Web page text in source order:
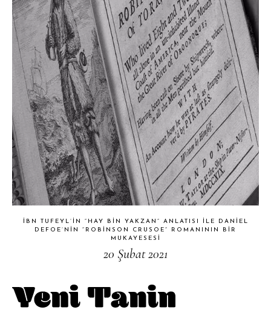
İBN TUFEYL’IN “HAY BIN YAKZAN” ANLATISI ILE DANIEL
DEFOE’NIN “ROBINSON CRUSOE” ROMANININ BIR
MUKAYESESI
20 Şubat 2021